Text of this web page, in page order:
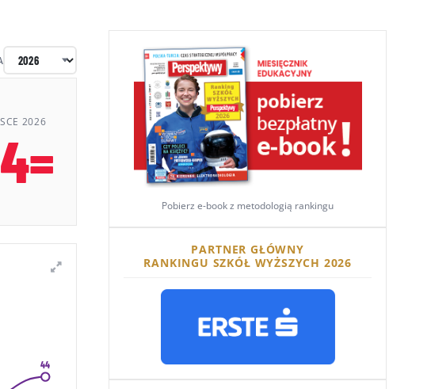
2026
44
Pobierz e-book z metodologią rankingu
PARTNER GŁÓWNY
RANKINGU SZKÓŁ WYŻSZYCH 2026